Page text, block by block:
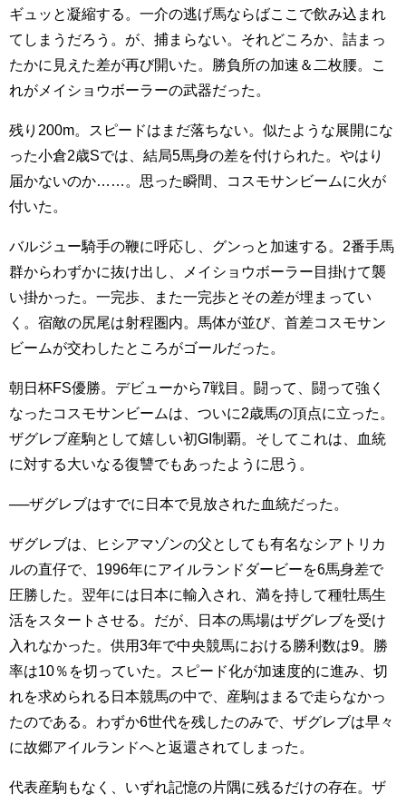
ギュッと凝縮する。一介の逃げ馬ならばここで飲み込まれ
てしまうだろう。が、捕まらない。それどころか、詰まっ
たかに見えた差が再び開いた。勝負所の加速＆二枚腰。こ
れがメイショウボーラーの武器だった。
残り200m。スピードはまだ落ちない。似たような展開にな
った小倉2歳Sでは、結局5馬身の差を付けられた。やはり
届かないのか……。思った瞬間、コスモサンビームに火が
付いた。
バルジュー騎手の鞭に呼応し、グンっと加速する。2番手馬
群からわずかに抜け出し、メイショウボーラー目掛けて襲
い掛かった。一完歩、また一完歩とその差が埋まってい
く。宿敵の尻尾は射程圏内。馬体が並び、首差コスモサン
ビームが交わしたところがゴールだった。
朝日杯FS優勝。デビューから7戦目。闘って、闘って強く
なったコスモサンビームは、ついに2歳馬の頂点に立った。
ザグレブ産駒として嬉しい初GI制覇。そしてこれは、血統
に対する大いなる復讐でもあったように思う。
──ザグレブはすでに日本で見放された血統だった。
ザグレブは、ヒシアマゾンの父としても有名なシアトリカ
ルの直仔で、1996年にアイルランドダービーを6馬身差で
圧勝した。翌年には日本に輸入され、満を持して種牡馬生
活をスタートさせる。だが、日本の馬場はザグレブを受け
入れなかった。供用3年で中央競馬における勝利数は9。勝
率は10％を切っていた。スピード化が加速度的に進み、切
れを求められる日本競馬の中で、産駒はまるで走らなかっ
たのである。わずか6世代を残したのみで、ザグレブは早々
に故郷アイルランドへと返還されてしまった。
代表産駒もなく、いずれ記憶の片隅に残るだけの存在。ザ